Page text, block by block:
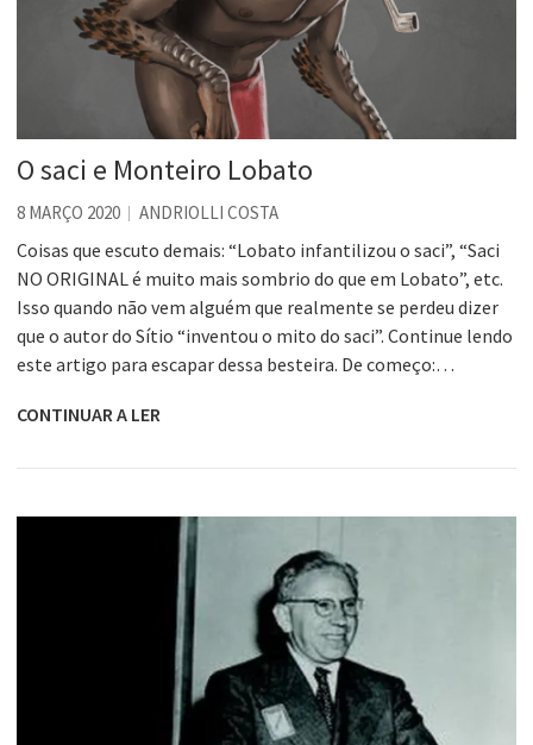
O saci e Monteiro Lobato
8 MARÇO 2020 ANDRIOLLI COSTA
Coisas que escuto demais: “Lobato infantilizou o saci”, “Saci
NO ORIGINAL é muito mais sombrio do que em Lobato”, etc.
Isso quando não vem alguém que realmente se perdeu dizer
que o autor do Sítio “inventou o mito do saci”. Continue lendo
este artigo para escapar dessa besteira. De começo:…
CONTINUAR A LER